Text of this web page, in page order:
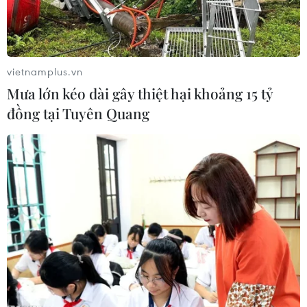
(Nguồn: Getty Images)
Tổng thống Mỹ Donald Trump ngày 26/4 cho
biết Saudi Arabia và các nhà sản xuất khác
trong Tổ chức Các nước Xuất khẩu Dầu mỏ
(OPEC) đã đồng ý với đề nghị tăng sản lượng do
vietnamplus.vn
Mưa lớn kéo dài gây thiệt hại khoảng 15 tỷ
đồng tại Tuyên Quang